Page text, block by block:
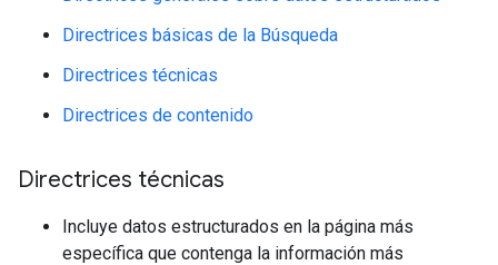
Directrices básicas de la Búsqueda
Directrices técnicas
Directrices de contenido
Directrices técnicas
Incluye datos estructurados en la página más
específica que contenga la información más